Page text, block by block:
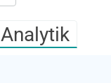
Analytik